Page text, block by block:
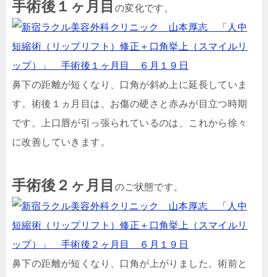
手術後１ヶ月目 の変化です。
鼻下の距離が短くなり、口角が斜め上に延長していま
す。術後１ヵ月目は、お傷の硬さと赤みが目立つ時期
です。上口唇が引っ張られているのは、これから徐々
に改善していきます。
手術後２ヶ月目 のご状態です。
鼻下の距離が短くなり、口角が上がりました。術前と